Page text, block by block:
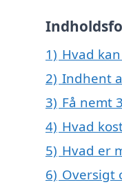
1) Hvad
2) Indhent
3) Få nemt
4) Hvad
5) Hvad er
6) Oversigt